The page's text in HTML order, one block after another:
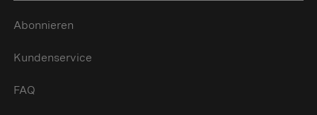
Abonnieren
Kundenservice
FAQ